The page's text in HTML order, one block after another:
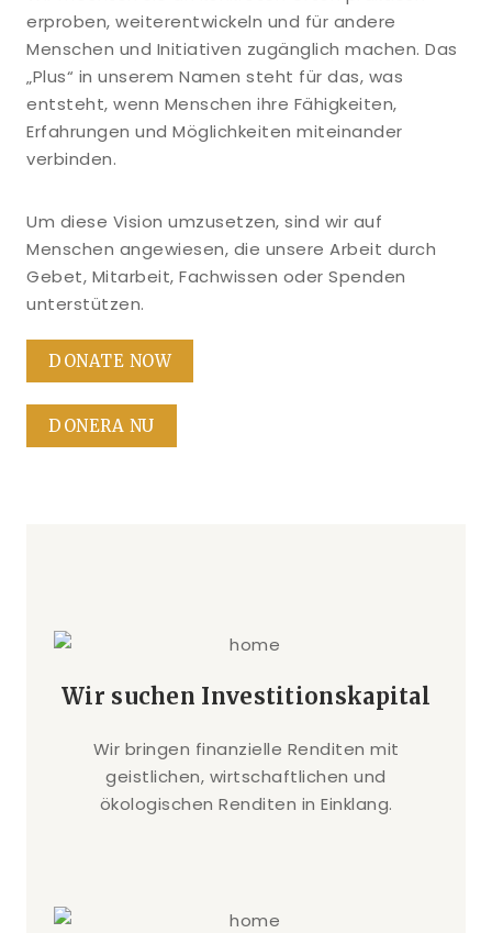
erproben, weiterentwickeln und für andere
Menschen und Initiativen zugänglich machen. Das
„Plus“ in unserem Namen steht für das, was
entsteht, wenn Menschen ihre Fähigkeiten,
Erfahrungen und Möglichkeiten miteinander
verbinden.
Um diese Vision umzusetzen, sind wir auf
Menschen angewiesen, die unsere Arbeit durch
Gebet, Mitarbeit, Fachwissen oder Spenden
unterstützen.
DONATE NOW
DONERA NU
Wir suchen Investitionskapital
Wir bringen finanzielle Renditen mit
geistlichen, wirtschaftlichen und
ökologischen Renditen in Einklang.